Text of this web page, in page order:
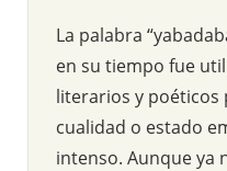
La palabra
en su tiempo fue
literarios y poéticos
cualidad o estado
intenso. Aunque ya